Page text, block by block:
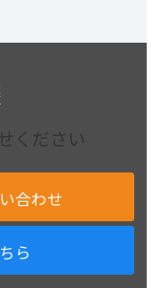
ください
合わせ
ら